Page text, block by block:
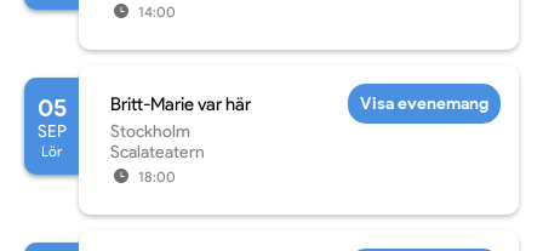
14:00
05
SEP
Lör
Britt-Marie var här
Stockholm
Scalateatern
18:00
Visa evenemang